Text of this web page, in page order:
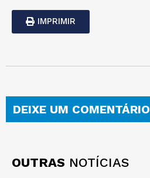
IMPRIMIR
DEIXE UM COMENTÁRIO
OUTRAS NOTÍCIAS